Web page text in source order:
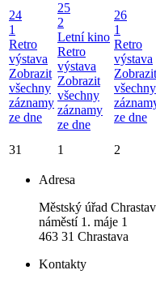
24
1
Retro
výstava
Zobrazit
všechny
záznamy
ze dne
25
2
Letní kino
Retro
výstava
Zobrazit
všechny
záznamy
ze dne
26
1
Retro
výstava
Zobrazit
všechny
ze dne
31 1 2
Adresa
Městský úřad
náměstí 1. máje 1
463 31 Chrastava
Kontakty